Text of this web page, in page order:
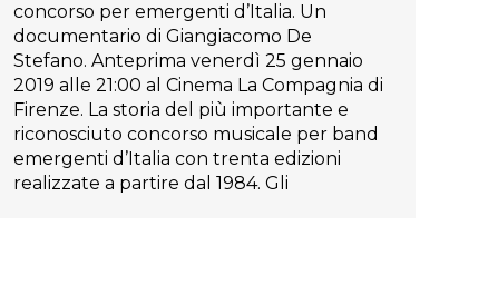
concorso per emergenti d’Italia. Un
documentario di Giangiacomo De
Stefano. Anteprima venerdì 25 gennaio
2019 alle 21:00 al Cinema La Compagnia di
Firenze. La storia del più importante e
riconosciuto concorso musicale per band
emergenti d’Italia con trenta edizioni
realizzate a partire dal 1984. Gli